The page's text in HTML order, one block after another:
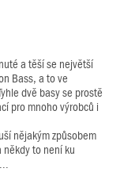
a těší se největší
Bass, a to ve
dvě basy se prostě
pro mnoho výrobců i
nějakým způsobem
někdy to není ku